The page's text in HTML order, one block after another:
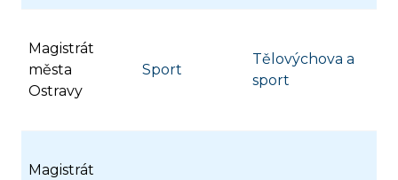
Magistrát
města
Ostravy
Sport
Tělovýchova a
sport
Magistrát